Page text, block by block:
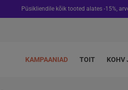
Püsikliendile kõik tooted alates -15%,
KAMPAANIAD TOIT KOHV